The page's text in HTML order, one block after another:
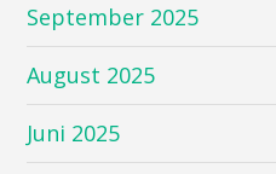
September 2025
August 2025
Juni 2025